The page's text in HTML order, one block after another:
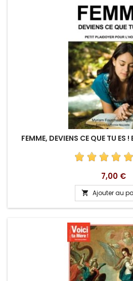
FEMME, DEVIENS CE QUE TU ES !
Prix
7,00 €
 Ajouter au